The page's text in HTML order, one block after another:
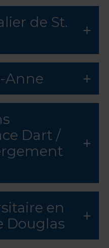
de St.
Anne
Dart /
en
Douglas